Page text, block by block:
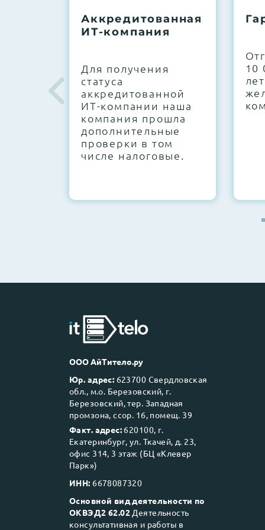
Next Business Day (NBD)
Аккредитованная
ИТ-компания
Для получения
статуса
аккредитованной
ИТ-компании наша
компания прошла
дополнительные
проверки в том
числе налоговые.
10
ООО АйТитело.ру
Юр. адрес: 623700 Свердловская
обл., м.о. Березовский, г.
Березовский, тер. Западная
промзона, ссор. 16, помещ. 39
Факт. адрес: 620100, г.
Екатеринбург, ул. Ткачей, д. 23,
офис 314, 3 этаж (БЦ «Клевер
Парк»)
ИНН: 6678087320
Основной вид деятельности по
ОКВЭД2 62.02 Деятельность
консультативная и работы в